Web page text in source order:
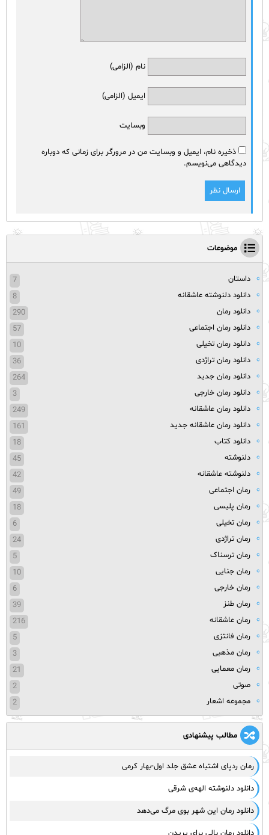
نام (الزامی)
ایمیل (الزامی)
وبسایت
ذخیره نام، ایمیل و وبسایت من در مرورگر برای زمانی که دوباره
دیدگاهی می‌نویسم.
موضوعات
داستان
7
دانلود دلنوشته عاشقانه
8
دانلود رمان
290
دانلود رمان اجتماعی
57
دانلود رمان تخیلی
10
دانلود رمان تراژدی
36
دانلود رمان جدید
264
دانلود رمان خارجی
3
دانلود رمان عاشقانه
249
دانلود رمان عاشقانه جدید
161
دانلود کتاب
18
دلنوشته
45
دلنوشته عاشقانه
42
رمان اجتماعی
49
رمان پلیسی
18
رمان تخیلی
6
رمان تراژدی
24
رمان ترسناک
5
رمان جنایی
10
رمان خارجی
6
رمان طنز
39
رمان عاشقانه
216
رمان فانتزی
5
رمان مذهبی
3
رمان معمایی
21
صوتی
2
مجموعه اشعار
2
مطالب پیشنهادی
رمان ردپای اشتباه عشق جلد اول-بهار کرمی
دانلود دلنوشته الهه‌ی شرقی
دانلود رمان این شهر بوی مرگ می‌دهد